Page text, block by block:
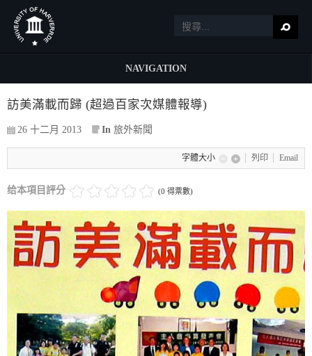
NAVIGATION
訪美滿載而歸 (超過百家次媒體報導)
26 十二月 2013 In 旅外新聞
字體大小 列印 Email
给本項目評分 (0 得票數)